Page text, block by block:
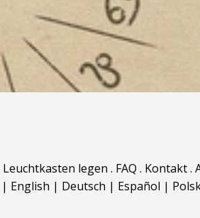
Leuchtkasten legen . FAQ . Kontakt.
| English | Deutsch | Español |